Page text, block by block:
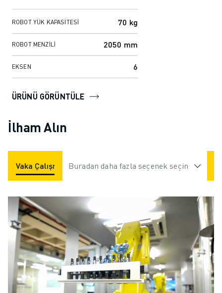
ve küçük...
ROBOT YÜK KAPASITESI 70 kg
ROBOT MENZILI 2050 mm
EKSEN 6
ÜRÜNÜ GÖRÜNTÜLE
İlham Alın
Vaka Çalışmaları Uygulamalar Endüstriler
Buradan daha fazla seçenek seçin